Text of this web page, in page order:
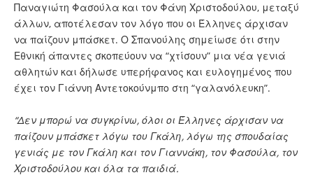
Παναγιώτη Φασούλα και τον Φάνη Χριστοδούλου, μεταξύ
άλλων, αποτέλεσαν τον λόγο που οι Έλληνες άρχισαν
να παίζουν μπάσκετ. Ο Σπανούλης σημείωσε ότι στην
Εθνική άπαντες σκοπεύουν να “χτίσουν” μια νέα γενιά
αθλητών και δήλωσε υπερήφανος και ευλογημένος που
έχει τον Γιάννη Αντετοκούνμπο στη “γαλανόλευκη”.
“Δεν μπορώ να συγκρίνω, όλοι οι Έλληνες άρχισαν να
παίζουν μπάσκετ λόγω του Γκάλη, λόγω της σπουδαίας
γενιάς με τον Γκάλη και τον Γιαννάκη, τον Φασούλα, τον
Χριστοδούλου και όλα τα παιδιά.